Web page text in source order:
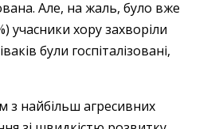
Але, на жаль, було вже
учасники хору захворіли
були госпіталізовані,
з найбільш агресивних